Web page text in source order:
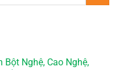
Bột Nghệ, Cao Nghệ,